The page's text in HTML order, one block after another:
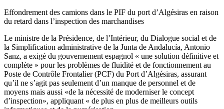
Effondrement des camions dans le PIF du port d’Algésiras en raison
du retard dans l’inspection des marchandises
Le ministre de la Présidence, de l’Intérieur, du Dialogue social et de
la Simplification administrative de la Junta de Andalucía, Antonio
Sanz, a exigé du gouvernement espagnol « une solution définitive et
complète » pour les problèmes de fluidité et de fonctionnement au
Poste de Contrôle Frontalier (PCF) du Port d’Algésiras, assurant
qu’il ne s’agit pas seulement d’un manque de personnel et de
moyens mais aussi «de la nécessité de moderniser le concept
d’inspection», appliquant « de plus en plus de meilleurs outils